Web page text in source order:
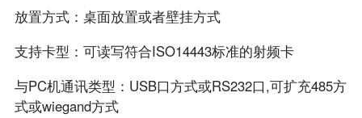
放置方式：桌面放置或者壁挂方式
支持卡型：可读写符合ISO14443标准的射频卡
与PC机通讯类型：USB口方式或RS232口,可扩充485方
式或wiegand方式